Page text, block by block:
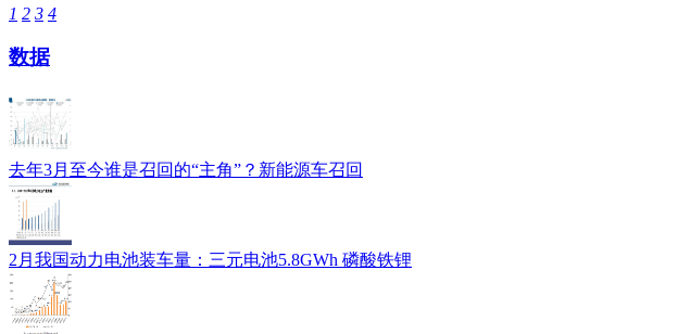
1 2 3 4
数据
去年3月至今谁是召回的“主角”？新能源车召回
2月我国动力电池装车量：三元电池5.8GWh 磷酸铁锂